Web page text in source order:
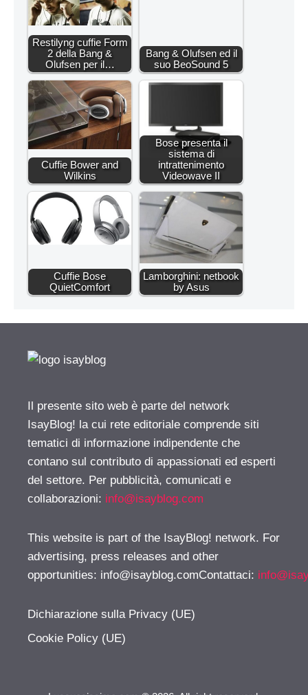
Restilyng cuffie Form
2 della Bang &
Olufsen per il…
Bang & Olufsen ed il
suo BeoSound 5
Cuffie Bower and
Wilkins
Bose presenta il
sistema di
intrattenimento
Videowave II
Cuffie Bose
QuietComfort
Lamborghini: netbook
by Asus
Il presente sito web è parte del network
IsayBlog! la cui rete editoriale comprende siti
tematici di informazione indipendente che
contano sul contributo di appassionati ed esperti
del settore. Per pubblicità, comunicati e
collaborazioni: info@isayblog.com
This website is part of the IsayBlog! network. For
advertising, press releases and other
opportunities: info@isayblog.comContattaci:
Dichiarazione sulla Privacy (UE)
Cookie Policy (UE)